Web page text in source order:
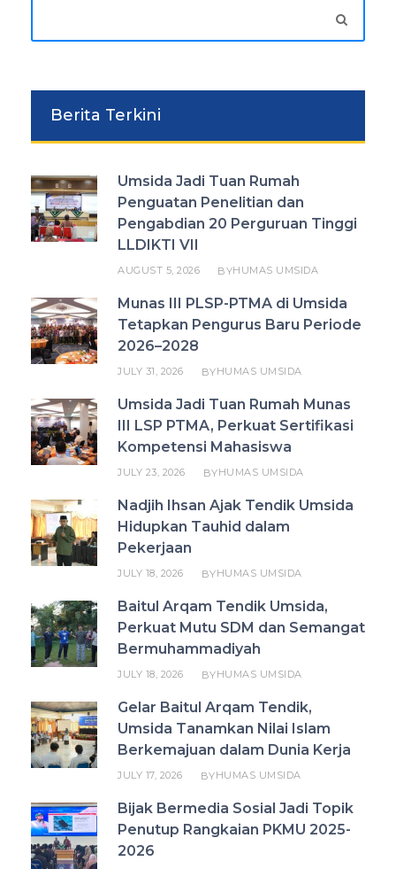
Berita Terkini
Umsida Jadi Tuan Rumah
Penguatan Penelitian dan
Pengabdian 20 Perguruan Tinggi
LLDIKTI VII
AUGUST 5, 2026 BYHUMAS UMSIDA
Munas III PLSP-PTMA di Umsida
Tetapkan Pengurus Baru Periode
2026–2028
JULY 31, 2026 BYHUMAS UMSIDA
Umsida Jadi Tuan Rumah Munas
III LSP PTMA, Perkuat Sertifikasi
Kompetensi Mahasiswa
JULY 23, 2026 BYHUMAS UMSIDA
Nadjih Ihsan Ajak Tendik Umsida
Hidupkan Tauhid dalam
Pekerjaan
JULY 18, 2026 BYHUMAS UMSIDA
Baitul Arqam Tendik Umsida,
Perkuat Mutu SDM dan Semangat
Bermuhammadiyah
JULY 18, 2026 BYHUMAS UMSIDA
Gelar Baitul Arqam Tendik,
Umsida Tanamkan Nilai Islam
Berkemajuan dalam Dunia Kerja
JULY 17, 2026 BYHUMAS UMSIDA
Bijak Bermedia Sosial Jadi Topik
Penutup Rangkaian PKMU 2025-
2026